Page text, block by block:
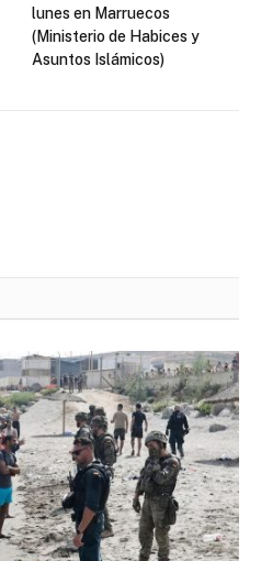
lunes en Marruecos
(Ministerio de Habices y
Asuntos Islámicos)